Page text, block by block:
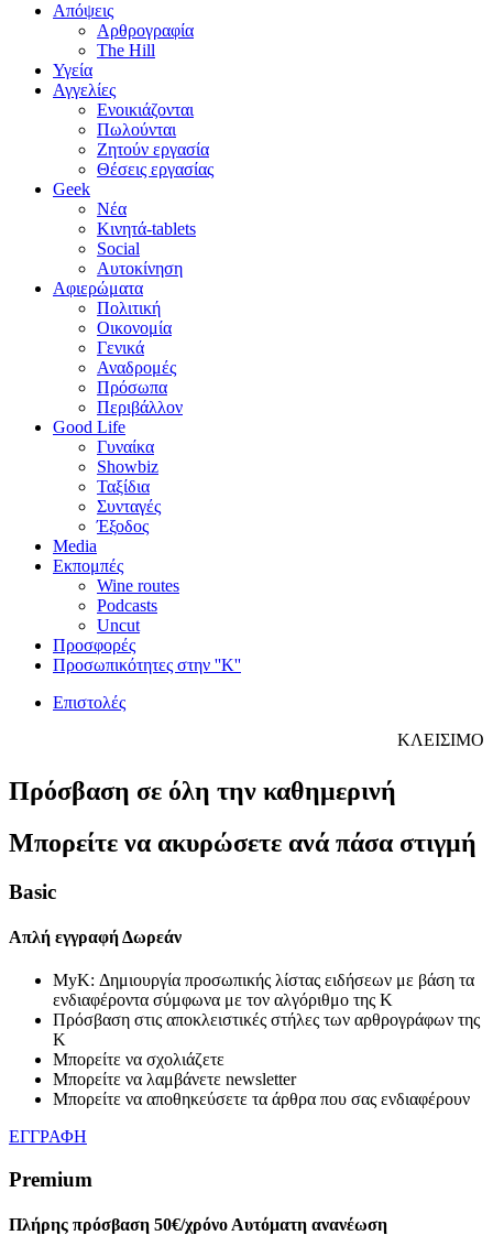
Απόψεις
Αρθρογραφία
The Hill
Υγεία
Αγγελίες
Ενοικιάζονται
Πωλούνται
Ζητούν εργασία
Θέσεις εργασίας
Geek
Νέα
Κινητά-tablets
Social
Αυτοκίνηση
Αφιερώματα
Πολιτική
Οικονομία
Γενικά
Αναδρομές
Πρόσωπα
Περιβάλλον
Good Life
Γυναίκα
Showbiz
Ταξίδια
Συνταγές
Έξοδος
Media
Εκπομπές
Wine routes
Podcasts
Uncut
Προσφορές
Προσωπικότητες στην ''Κ''
Επιστολές
ΚΛΕΙΣΙΜΟ
Πρόσβαση σε όλη την καθημερινή
Μπορείτε να ακυρώσετε ανά πάσα στιγμή
Basic
Απλή εγγραφήΔωρεάν
MyK: Δημιουργία προσωπικής λίστας ειδήσεων με βάση τα
ενδιαφέροντα σύμφωνα με τον αλγόριθμο της Κ
Πρόσβαση στις αποκλειστικές στήλες των αρθρογράφων της
Κ
Μπορείτε να σχολιάζετε
Μπορείτε να λαμβάνετε newsletter
Μπορείτε να αποθηκεύσετε τα άρθρα που σας ενδιαφέρουν
ΕΓΓΡΑΦΗ
Premium
Πλήρης πρόσβαση 50€/χρόνο Αυτόματη ανανέωση